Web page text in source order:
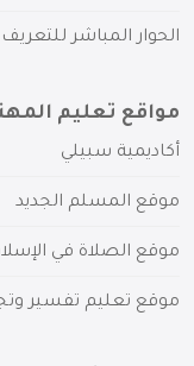
الحوار المباشر
مواقع تعليم
أكاديمية سبيلي
موقع المسلم الجديد
موقع الصلاة في
موقع تعليم تفسير